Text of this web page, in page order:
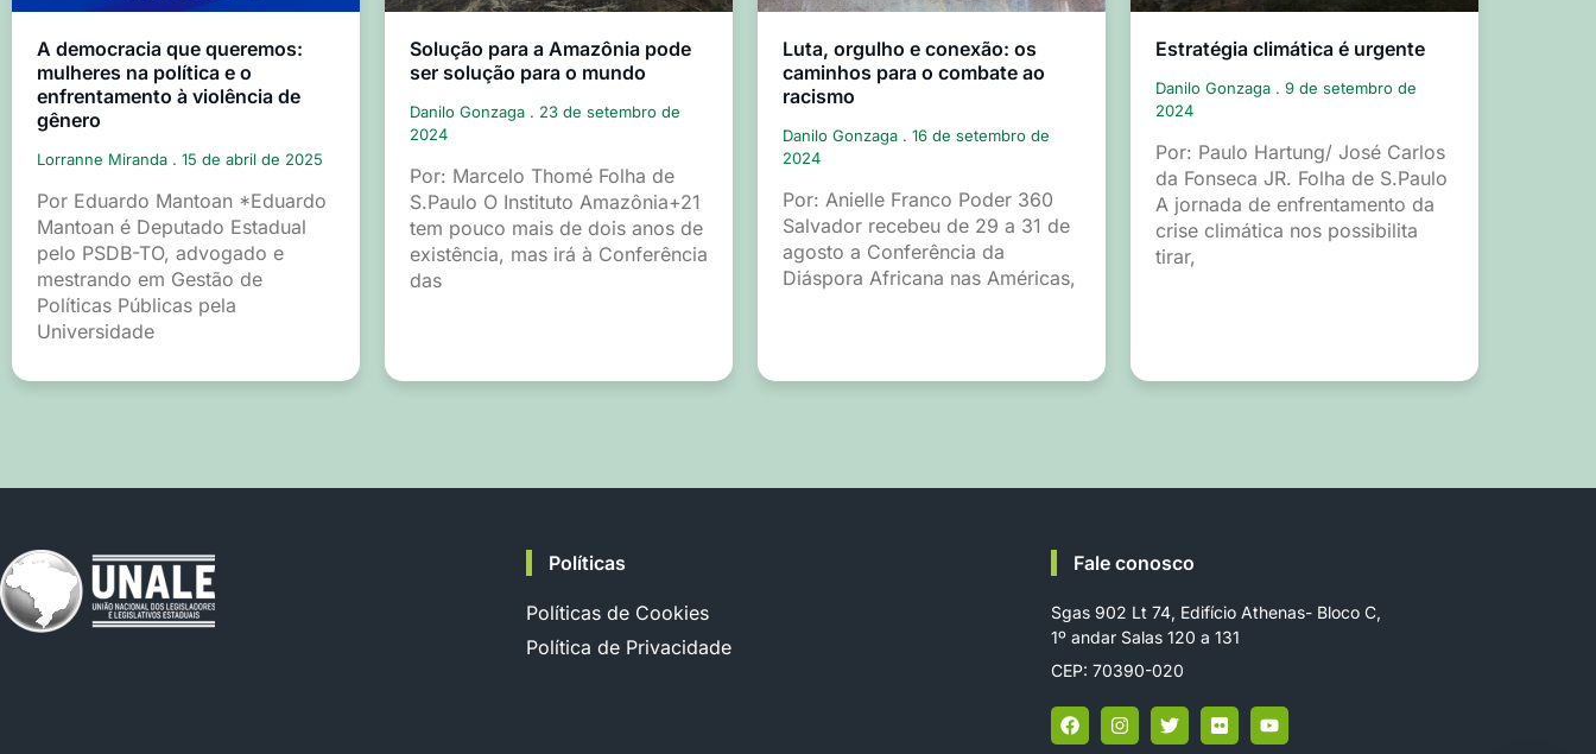
A democracia que queremos:
mulheres na política e o
enfrentamento à violência de
gênero
Lorranne Miranda 15 de abril de 2025
Por Eduardo Mantoan *Eduardo
Mantoan é Deputado Estadual
pelo PSDB-TO, advogado e
mestrando em Gestão de
Políticas Públicas pela
Universidade
Solução para a Amazônia pode
ser solução para o mundo
Danilo Gonzaga
23 de setembro de
2024
Por: Marcelo Thomé Folha de
S.Paulo O Instituto Amazônia+21
tem pouco mais de dois anos de
existência, mas irá à Conferência
das
Luta, orgulho e conexão: os
caminhos para o combate ao
racismo
Danilo Gonzaga
16 de setembro de
2024
Por: Anielle Franco Poder 360
Salvador recebeu de 29 a 31 de
agosto a Conferência da
Diáspora Africana nas Américas,
Estratégia climática é urgente
Danilo Gonzaga
9 de setembro de
2024
Por: Paulo Hartung/ José Carlos
da Fonseca JR. Folha de S.Paulo
A jornada de enfrentamento da
crise climática nos possibilita
tirar,
Políticas
Políticas de Cookies
Política de Privacidade
Fale conosco
Sgas 902 Lt 74, Edifício Athenas- Bloco C,
1º andar Salas 120 a 131
CEP: 70390-020